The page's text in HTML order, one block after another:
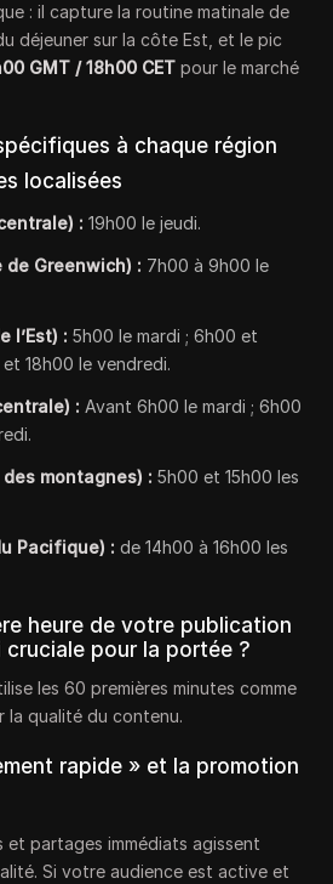
: il capture la routine matinale de
déjeuner sur la côte Est, et le pic
GMT / 18h00 CET pour le marché
à chaque région
localisées
: 19h00 le jeudi.
de Greenwich) : 7h00 à 9h00 le
l’Est) : 5h00 le mardi ; 6h00 et
18h00 le vendredi.
: Avant 6h00 le mardi ; 6h00
montagnes) : 5h00 et 15h00 les
Pacifique) : de 14h00 à 16h00 les
heure de votre publication
cruciale pour la portée ?
les 60 premières minutes comme
la qualité du contenu.
rapide » et la promotion
et partages immédiats agissent
Si votre audience est active et